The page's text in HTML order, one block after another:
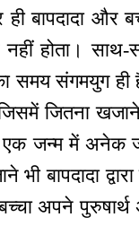
बापदादा और
होता। साथ-
समय संगमयुग
जितना
एक जन्म में अनेक
बापदादा
अपने